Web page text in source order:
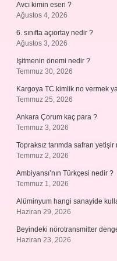
Avcı kimin eseri ?
Ağustos 4, 2026
6. sınıfta açıortay nedir ?
Ağustos 3, 2026
Işitmenin önemi nedir ?
Temmuz 30, 2026
Kargoya TC kimlik no vermek
Temmuz 25, 2026
Ankara Çorum kaç para ?
Temmuz 3, 2026
Topraksız tarımda safran yetişir
Temmuz 2, 2026
Ambiyansı’nın Türkçesi nedir ?
Temmuz 1, 2026
Alüminyum hangi sanayide
Haziran 29, 2026
Beyindeki nörotransmitter
Haziran 23, 2026